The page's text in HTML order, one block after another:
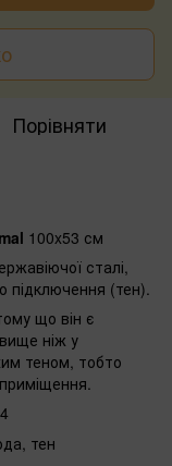
Порівняти
100x53 см
сталі,
підключення (тен).
що він є
ніж у
теном, тобто
тен